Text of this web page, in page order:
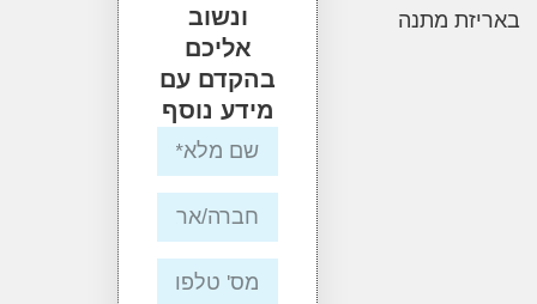
מתנה
אליכם
בהקדם עם
מידע נוסף